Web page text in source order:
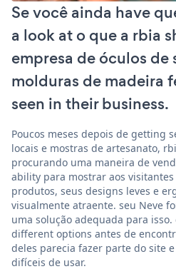
Se você ainda have
a look at o que a rbia
empresa de óculos de
molduras de madeira
seen in their business.
Poucos meses depois de getting
locais e mostras de artesanato,
procurando uma maneira de
ability para mostrar aos
produtos, seus designs leves e
visualmente atraente. seu Neve
uma solução adequada para
different options antes de
deles parecia fazer parte do site
difíceis de usar.